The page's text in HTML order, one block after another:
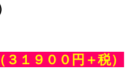
（３１９００円＋税）